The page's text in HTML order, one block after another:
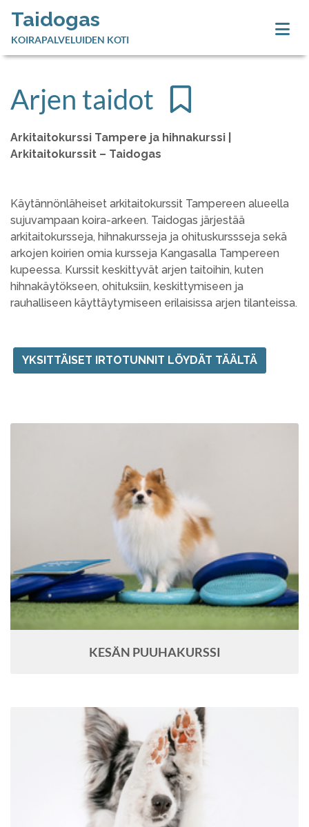
Taidogas
KOIRAPALVELUIDEN KOTI
Arjen taidot
Arkitaitokurssi Tampere ja hihnakurssi |
Arkitaitokurssit – Taidogas
Käytännönläheiset arkitaitokurssit Tampereen alueella
sujuvampaan koira-arkeen. Taidogas järjestää
arkitaitokursseja, hihnakursseja ja ohituskurssseja sekä
arkojen koirien omia kursseja Kangasalla Tampereen
kupeessa. Kurssit keskittyvät arjen taitoihin, kuten
hihnakäytökseen, ohituksiin, keskittymiseen ja
rauhalliseen käyttäytymiseen erilaisissa arjen tilanteissa.
YKSITTÄISET IRTOTUNNIT LÖYDÄT TÄÄLTÄ
KESÄN PUUHAKURSSI